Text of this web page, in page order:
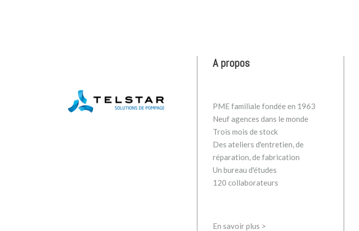
A propos
PME familiale fondée en 1963
Neuf agences dans le monde
Trois mois de stock
Des ateliers d'entretien, de
réparation, de fabrication
Un bureau d'études
120 collaborateurs
En savoir plus >